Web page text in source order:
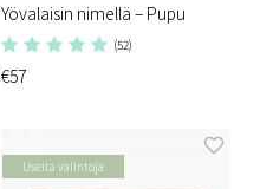
Yövalaisin nimellä – Pupu
(52)
€57
Useita valintoja